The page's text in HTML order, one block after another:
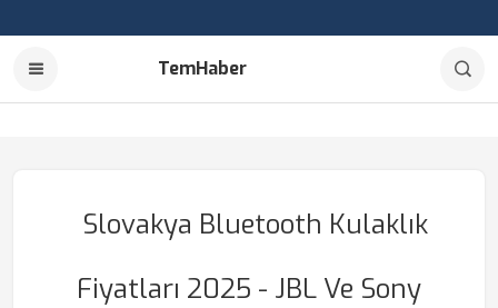
TemHaber
Slovakya Bluetooth Kulaklık
Fiyatları 2025 - JBL Ve Sony